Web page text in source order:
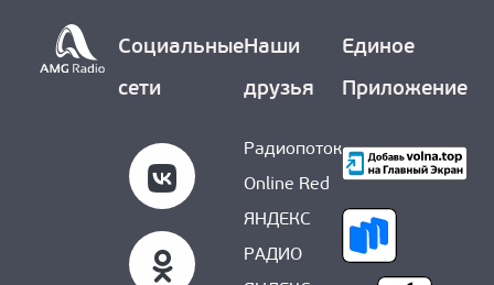
Социальные
сети
Наши
друзья
Радиопоток
Online Red
ЯНДЕКС
РАДИО
Единое
Приложение